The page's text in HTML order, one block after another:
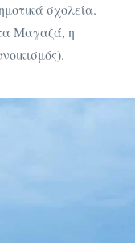
σχολεία.
Μαγαζά, η